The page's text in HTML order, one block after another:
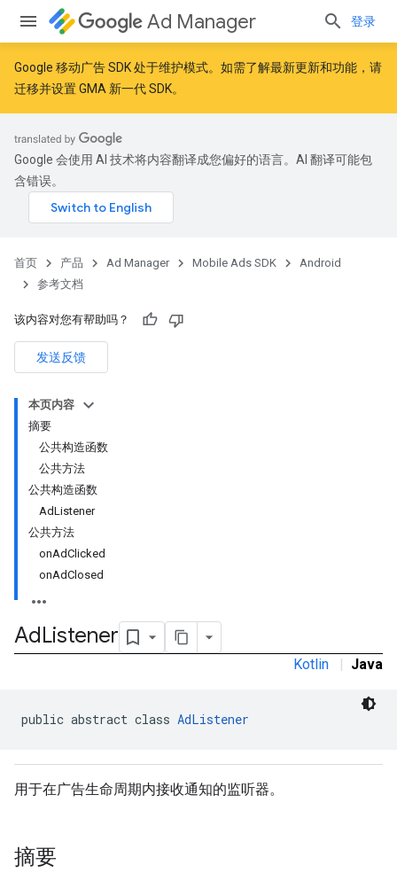
Ad Manager 登录
Google 移动广告 SDK 处于维护模式。如需了解最新更新和功能，请
迁移并设置 GMA 新一代 SDK。
Google 会使用 AI 技术将内容翻译成您偏好的语言。AI 翻译可能包
含错误。
首页 产品 Ad Manager Mobile Ads SDK
Android
参考文档
该内容对您有帮助吗？
发送反馈
本页内容
摘要
公共构造函数
公共方法
公共构造函数
AdListener
公共方法
onAdClicked
onAdClosed
AdListener
Kotlin | Java
public abstract class AdListener
用于在广告生命周期内接收通知的监听器。
摘要